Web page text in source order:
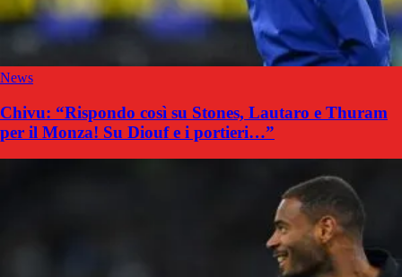
News
Chivu: “Rispondo così su Stones, Lautaro e Thuram
per il Monza! Su Diouf e i portieri…”